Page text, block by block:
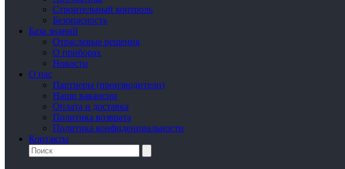
Строительный контроль
Безопасность
База знаний
Отраслевые решения
О приборах
Новости
О нас
Партнеры (производители)
Наши вакансии
Оплата и доставка
Политика возврата
Политика конфиденциальности
Контакты